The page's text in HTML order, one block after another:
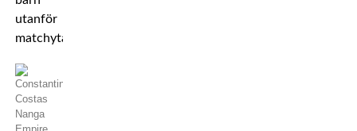
utanför
matchytan.